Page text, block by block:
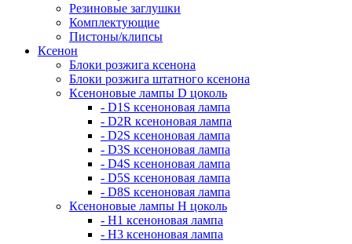
Резиновые заглушки
Комплектующие
Пистоны/клипсы
Ксенон
Блоки розжига ксенона
Блоки розжига штатного ксенона
Ксеноновые лампы D цоколь
- D1S ксеноновая лампа
- D2R ксеноновая лампа
- D2S ксеноновая лампа
- D3S ксеноновая лампа
- D4S ксеноновая лампа
- D5S ксеноновая лампа
- D8S ксеноновая лампа
Ксеноновые лампы Н цоколь
- H1 ксеноновая лампа
- H3 ксеноновая лампа